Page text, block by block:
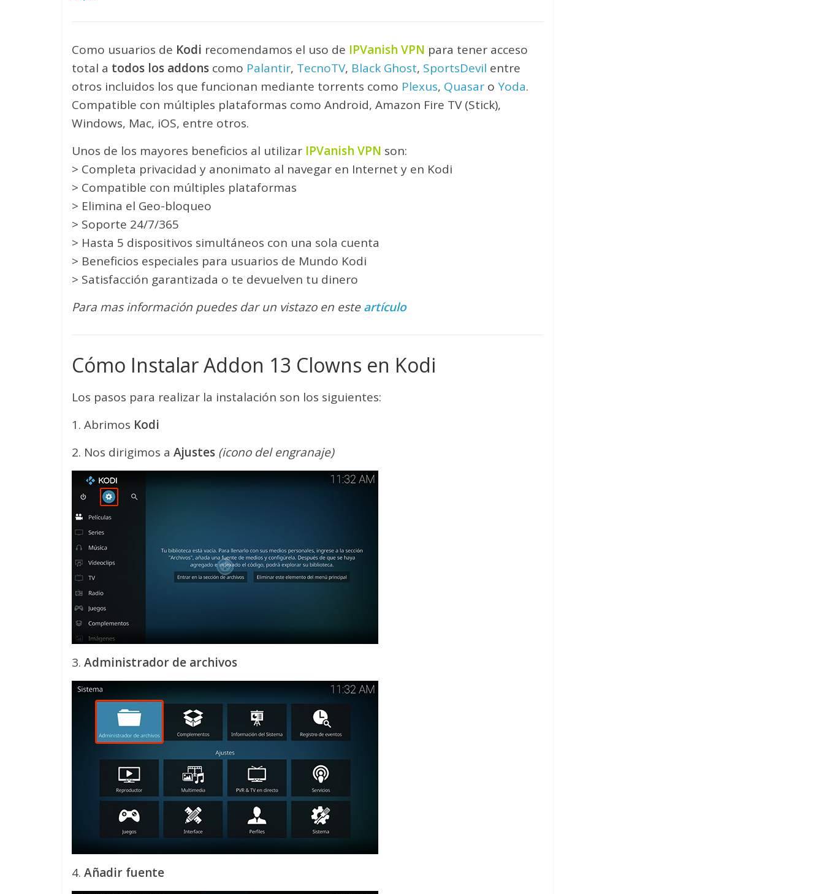
Como usuarios de Kodi recomendamos el uso de IPVanish VPN para tener acceso
total a todos los addons como Palantir, TecnoTV, Black Ghost, SportsDevil entre
otros incluidos los que funcionan mediante torrents como Plexus, Quasar o Yoda.
Compatible con múltiples plataformas como Android, Amazon Fire TV (Stick),
Windows, Mac, iOS, entre otros.
Unos de los mayores beneficios al utilizar IPVanish VPN son:
> Completa privacidad y anonimato al navegar en Internet y en Kodi
> Compatible con múltiples plataformas
> Elimina el Geo-bloqueo
> Soporte 24/7/365
> Hasta 5 dispositivos simultáneos con una sola cuenta
> Beneficios especiales para usuarios de Mundo Kodi
> Satisfacción garantizada o te devuelven tu dinero
Para mas información puedes dar un vistazo en esteartículo
Cómo Instalar Addon 13 Clowns en Kodi
Los pasos para realizar la instalación son los siguientes:
1. Abrimos Kodi
2. Nos dirigimos a Ajustes (icono del engranaje)
3. Administrador de archivos
4. Añadir fuente